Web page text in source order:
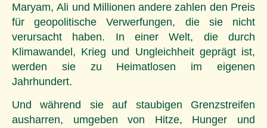
Maryam, Ali und Millionen andere zahlen den Preis
für geopolitische Verwerfungen, die sie nicht
verursacht haben. In einer Welt, die durch
Klimawandel, Krieg und Ungleichheit geprägt ist,
werden sie zu Heimatlosen im eigenen
Jahrhundert.
Und während sie auf staubigen Grenzstreifen
ausharren, umgeben von Hitze, Hunger und